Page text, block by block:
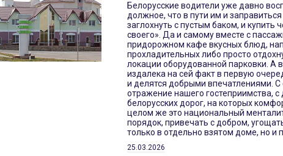
Белорусские водители уже давно
должное, что в пути им и заправиться
заглохнуть с пустым баком, и купить
своего». Да и самому вместе с
придорожном кафе вкусных блюд,
прохладительных либо просто
локации оборудованной парковки. А
издалека на сей факт в первую
и делятся добрыми впечатлениями. С
отражение нашего гостеприимства, с
белорусских дорог, на которых
целом же это национальный
порядок, привечать с добром,
только в отдельно взятом доме, но и
25.03.2026